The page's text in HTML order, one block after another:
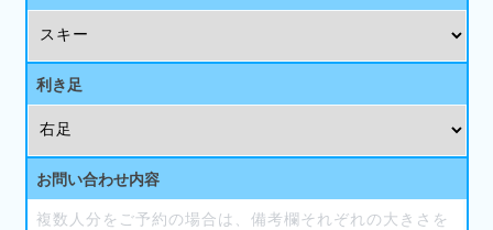
利き足
お問い合わせ内容